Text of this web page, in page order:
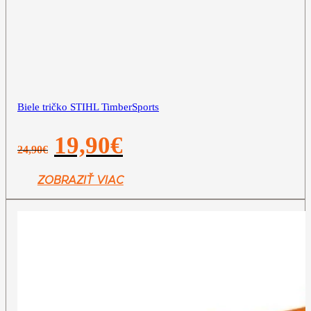
Biele tričko STIHL TimberSports
24,90€
Pôvodná
cena
24,90€.
19,90€
19,90€.
ZOBRAZIŤ VIAC